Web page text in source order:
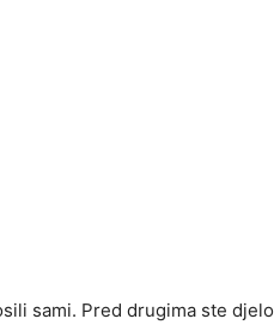
sami. Pred drugima ste